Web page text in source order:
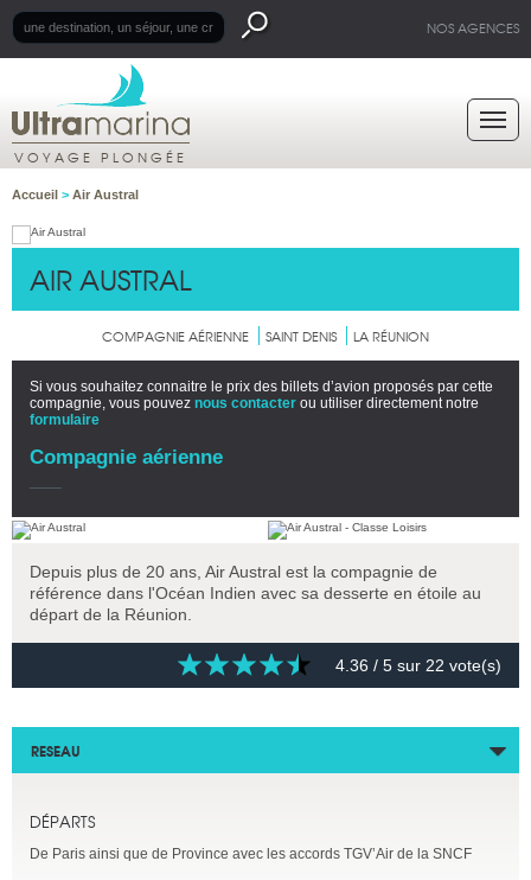
NOS AGENCES
VOYAGE PLONGÉE
Accueil > Air Austral
AIR AUSTRAL
COMPAGNIE AÉRIENNE SAINT DENIS LA RÉUNION
Si vous souhaitez connaitre le prix des billets d’avion proposés par cette
compagnie, vous pouvez nous contacter ou utiliser directement notre
formulaire
Compagnie aérienne
Depuis plus de 20 ans, Air Austral est la compagnie de
référence dans l'Océan Indien avec sa desserte en étoile au
départ de la Réunion.
4.36 / 5 sur 22 vote(s)
RESEAU
DÉPARTS
De Paris ainsi que de Province avec les accords TGV’Air de la SNCF